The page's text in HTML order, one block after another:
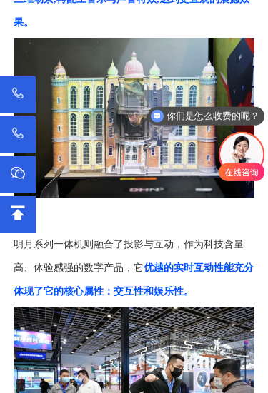
果。
明月系列一体机则融合了投影与互动，作为科技含量
高、体验感强的数字产品，它优越的实时互动性能充分
体现了它的核心属性：交互性和娱乐性。
你们是怎么收费的呢？